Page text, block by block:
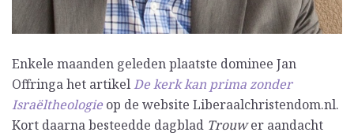
Enkele maanden geleden plaatste dominee Jan
Offringa het artikelDe kerk kan prima zonder
Israëltheologie op de website Liberaalchristendom.nl.
Kort daarna besteedde dagblad Trouwer aandacht